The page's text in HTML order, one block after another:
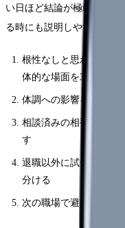
い日ほど結論が極端にな
る時にも説明しやすくなり
根性なしと思われたく
体的な場面を3つ書く
体調への影響を、睡眠
相談済みの相手、返答
す
退職以外に試せる選択
分ける
次の職場で避けたい条